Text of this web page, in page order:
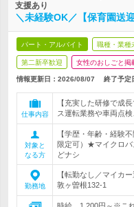
支援あり
＼未経験OK／【保育園送
パート・アルバイト 職種・業種
第二新卒歓迎 女性のおしごと掲
情報更新日：2026/08/07 終了予定
仕事内容
【充実した研修で成
ス運転業務や車両点
対象と
なる方
【学歴・年齢・経験
限定可）★マイクロ
どナシ
勤務地
【転勤なし／マイカ
敦ヶ曽根132-1